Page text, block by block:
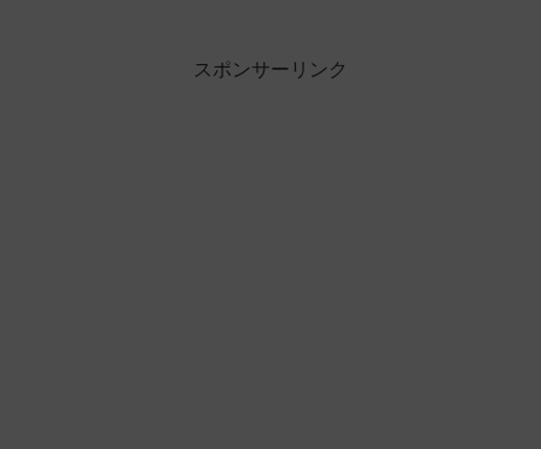
スポンサーリンク